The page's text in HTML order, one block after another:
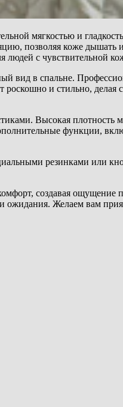
мягкостью и
позволяя коже дышать
людей с чувствительной
вид в спальне.
роскошно и стильно,
Высокая плотность
функции,
резинками или
создавая ощущение
ожидания. Желаем вам